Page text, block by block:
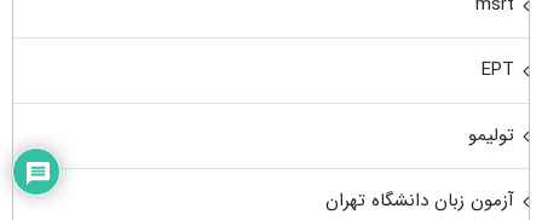
EPT
تولیمو
آزمون زبان دانشگاه تهران